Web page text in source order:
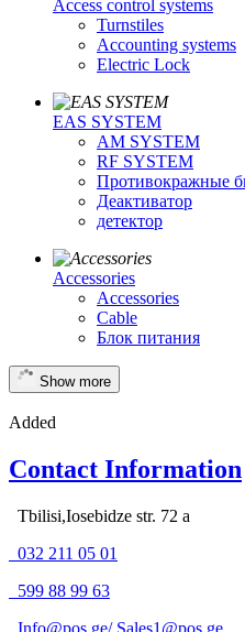
Access control systems
Turnstiles
Accounting systems
Electric Lock
EAS SYSTEM
AM SYSTEM
RF SYSTEM
Противокражные
Деактиватор
детектор
Accessories
Accessories
Cable
Блок питания
Show more
Added
Contact Information
Tbilisi,Iosebidze str. 72 a
032 211 05 01
599 88 99 63